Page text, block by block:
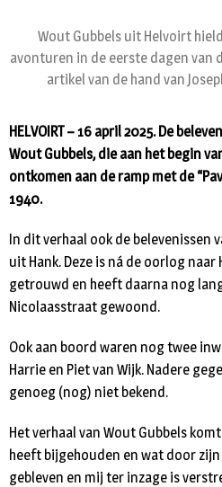
Wout Gubbels uit Helvoirt
avonturen in de eerste dagen van
artikel van de hand van
HELVOIRT – 16 april 2025. De
Wout Gubbels, die aan het begin
ontkomen aan de ramp met de
1940.
In dit verhaal ook de belevenissen
uit Hank. Deze is ná de oorlog
getrouwd en heeft daarna nog
Nicolaasstraat gewoond.
Ook aan boord waren nog twee
Harrie en Piet van Wijk. Nadere
genoeg (nog) niet bekend.
Het verhaal van Wout Gubbels
heeft bijgehouden en wat door
gebleven en mij ter inzage is